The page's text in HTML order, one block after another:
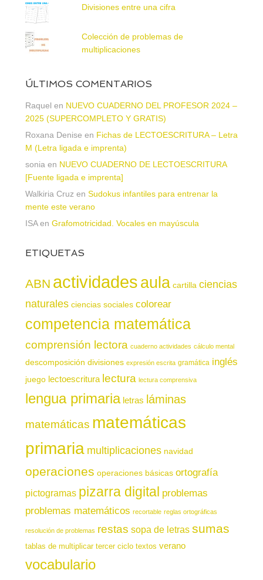
Divisiones entre una cifra
Colección de problemas de
multiplicaciones
ÚLTIMOS COMENTARIOS
Raquel en NUEVO CUADERNO DEL PROFESOR 2024 –
2025 (SUPERCOMPLETO Y GRATIS)
Roxana Denise en Fichas de LECTOESCRITURA – Letra
M (Letra ligada e imprenta)
sonia en NUEVO CUADERNO DE LECTOESCRITURA
[Fuente ligada e imprenta]
Walkiria Cruz en Sudokus infantiles para entrenar la
mente este verano
ISAen Grafomotricidad. Vocales en mayúscula
ETIQUETAS
ABN actividadesaula cartilla ciencias
naturales ciencias sociales colorear
competencia matemática
comprensión lectora cuaderno actividades cálculo mental
descomposición divisiones expresión escrita gramática inglés
juego lectoescritura lectura lectura comprensiva
lengua primaria letras láminas
matemáticas matemáticas
primaria multiplicaciones navidad
operaciones operaciones básicas ortografía
pictogramas pizarra digital problemas
problemas matemáticos recortable reglas ortográficas
resolución de problemas restas sopa de letras sumas
tablas de multiplicar tercer ciclo textos verano
vocabulario